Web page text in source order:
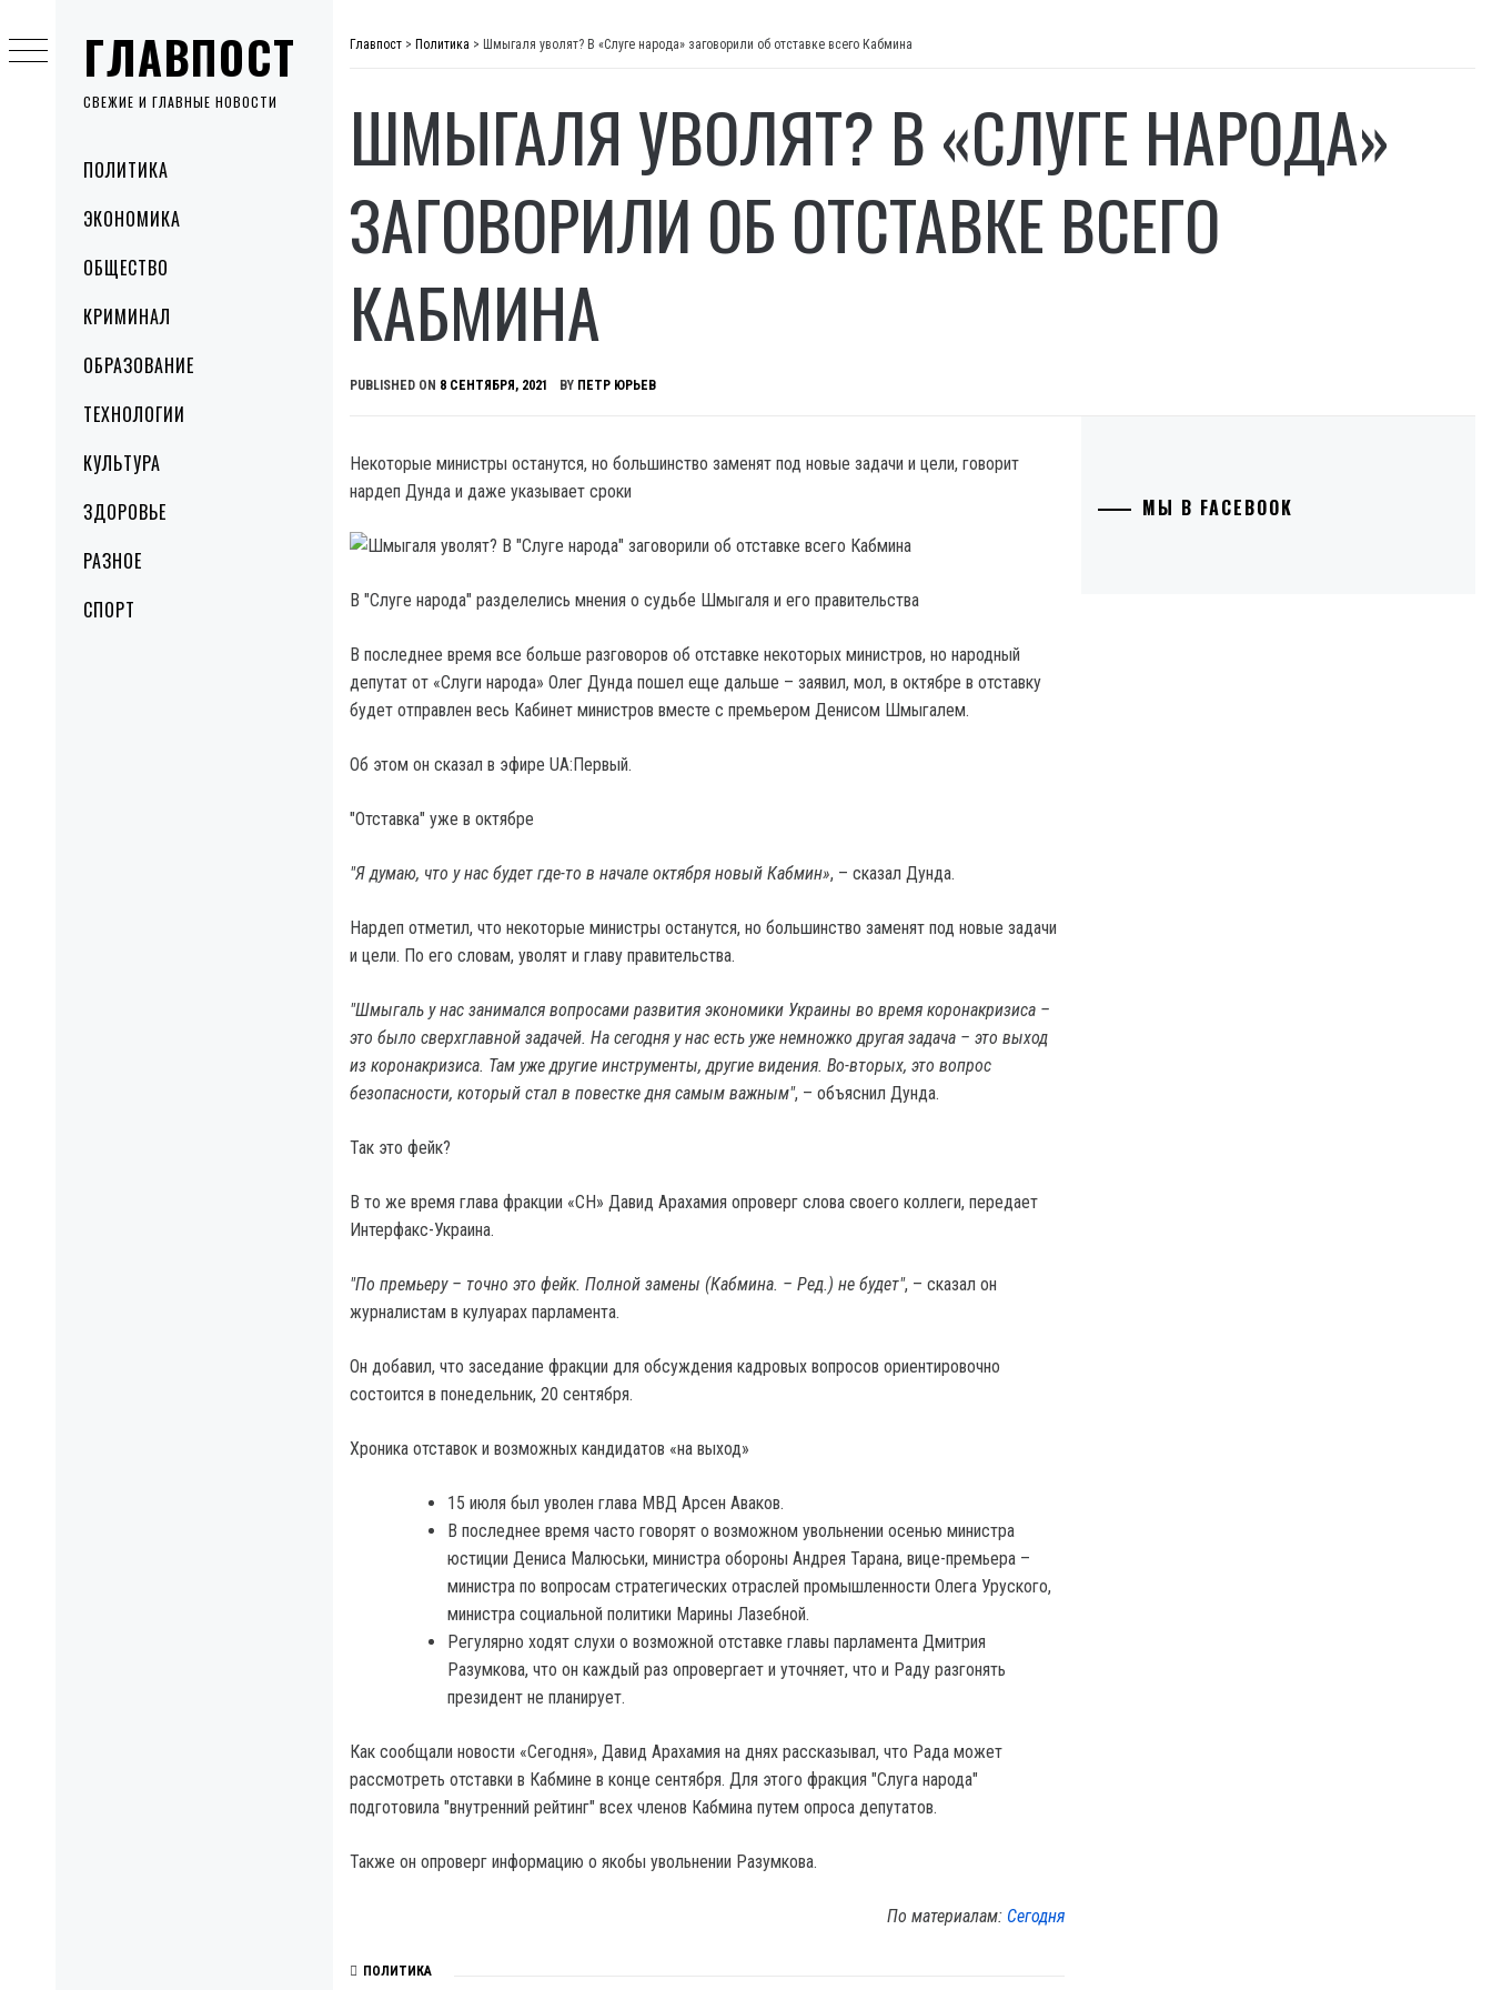
ГЛАВПОСТ
СВЕЖИЕ И ГЛАВНЫЕ НОВОСТИ
MenuПОЛИТИКА
ЭКОНОМИКА
ОБЩЕСТВО
КРИМИНАЛ
ОБРАЗОВАНИЕ
ТЕХНОЛОГИИ
КУЛЬТУРА
ЗДОРОВЬЕ
РАЗНОЕ
СПОРТ
to
content
Главпост > Политика > Шмыгаля уволят? В «Слуге народа» заговорили об отставке всего Кабмина
ШМЫГАЛЯ УВОЛЯТ? В «СЛУГЕ НАРОДА»
ЗАГОВОРИЛИ ОБ ОТСТАВКЕ ВСЕГО
КАБМИНА
PUBLISHED ON 8 СЕНТЯБРЯ, 2021 BY ПЕТР ЮРЬЕВ
Некоторые министры останутся, но большинство заменят под новые задачи и цели, говорит
нардеп Дунда и даже указывает сроки
В "Слуге народа" разделелись мнения о судьбе Шмыгаля и его правительства
В последнее время все больше разговоров об отставке некоторых министров, но народный
депутат от «Слуги народа» Олег Дунда пошел еще дальше – заявил, мол, в октябре в отставку
будет отправлен весь Кабинет министров вместе с премьером Денисом Шмыгалем.
Об этом он сказал в эфире UA:Первый.
"Отставка" уже в октябре
"Я думаю, что у нас будет где-то в начале октября новый Кабмин», – сказал Дунда.
Нардеп отметил, что некоторые министры останутся, но большинство заменят под новые задачи
и цели. По его словам, уволят и главу правительства.
"Шмыгаль у нас занимался вопросами развития экономики Украины во время коронакризиса –
это было сверхглавной задачей. На сегодня у нас есть уже немножко другая задача – это выход
из коронакризиса. Там уже другие инструменты, другие видения. Во-вторых, это вопрос
безопасности, который стал в повестке дня самым важным", – объяснил Дунда.
Так это фейк?
В то же время глава фракции «СН» Давид Арахамия опроверг слова своего коллеги, передает
Интерфакс-Украина.
"По премьеру – точно это фейк. Полной замены (Кабмина. – Ред.) не будет", – сказал он
журналистам в кулуарах парламента.
Он добавил, что заседание фракции для обсуждения кадровых вопросов ориентировочно
состоится в понедельник, 20 сентября.
Хроника отставок и возможных кандидатов «на выход»
15 июля был уволен глава МВД Арсен Аваков.
В последнее время часто говорят о возможном увольнении осенью министра
юстиции Дениса Малюськи, министра обороны Андрея Тарана, вице-премьера –
министра по вопросам стратегических отраслей промышленности Олега Уруского,
министра социальной политики Марины Лазебной.
Регулярно ходят слухи о возможной отставке главы парламента Дмитрия
Разумкова, что он каждый раз опровергает и уточняет, что и Раду разгонять
президент не планирует.
Как сообщали новости «Сегодня», Давид Арахамия на днях рассказывал, что Рада может
рассмотреть отставки в Кабмине в конце сентября. Для этого фракция "Слуга народа"
подготовила "внутренний рейтинг" всех членов Кабмина путем опроса депутатов.
Также он опроверг информацию о якобы увольнении Разумкова.
По материалам: Сегодня
ПОЛИТИКА
МЫ В FACEBOOK